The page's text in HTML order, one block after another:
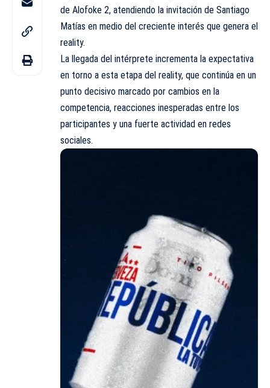
de Alofoke 2, atendiendo la invitación de Santiago
Matías en medio del creciente interés que genera el
reality.
La llegada del intérprete incrementa la expectativa
en torno a esta etapa del reality, que continúa en un
punto decisivo marcado por cambios en la
competencia, reacciones inesperadas entre los
participantes y una fuerte actividad en redes
sociales.